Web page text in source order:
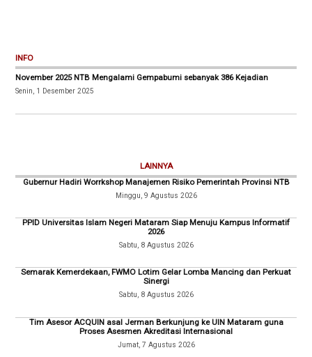
INFO
November 2025 NTB Mengalami Gempabumi sebanyak 386 Kejadian
Senin, 1 Desember 2025
LAINNYA
Gubernur Hadiri Worrkshop Manajemen Risiko Pemerintah Provinsi NTB
Minggu, 9 Agustus 2026
PPID Universitas Islam Negeri Mataram Siap Menuju Kampus Informatif
2026
Sabtu, 8 Agustus 2026
Semarak Kemerdekaan, FWMO Lotim Gelar Lomba Mancing dan Perkuat
Sinergi
Sabtu, 8 Agustus 2026
Tim Asesor ACQUIN asal Jerman Berkunjung ke UIN Mataram guna
Proses Asesmen Akreditasi Internasional
Jumat, 7 Agustus 2026